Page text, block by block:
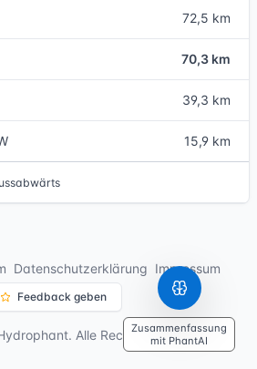
72,5 km
70,3 km
39,3 km
15,9 km
Zusammenfassung
mit PhantAI
Datenschutzerklärung Impressum
Feedback geben
Alle Rechte vorbehalten.